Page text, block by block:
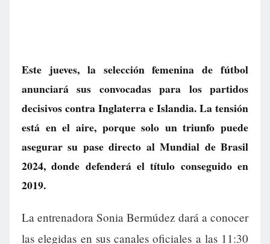
Este jueves, la selección femenina de fútbol
anunciará sus convocadas para los partidos
decisivos contra Inglaterra e Islandia. La tensión
está en el aire, porque solo un triunfo puede
asegurar su pase directo al Mundial de Brasil
2024, donde defenderá el título conseguido en
2019.
La entrenadora Sonia Bermúdez dará a conocer
las elegidas en sus canales oficiales a las 11:30